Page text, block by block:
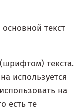
текст
текста.
используется
на
есть те